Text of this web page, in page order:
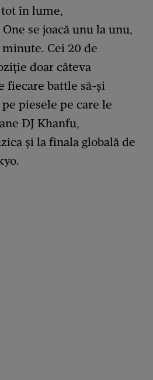
în lume,
se joacă unu la unu,
Cei 20 de
doar câteva
fiecare battle să-și
piesele pe care le
DJ Khanfu,
și la finala globală de